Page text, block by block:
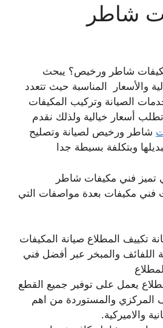
شاطر
شاطر ورخيص؟ يبحث
والأسعار المناسبة حيث تتعدد
الصيانة وتركيب المكيفات
أسعار خيالية ولذلك نقدم
شاطر ورخيص لصيانة وتصليح
وبتكلفة بسيطة جدا
تميز فني مكيفات شاطر
فني مكيفات بعدة مواصفات التي
تكييف المطلاع صيانة المكيفات
اللفائف والمبخر عبر أفضل فني
يعمل على توفير جميع القطع
المركزي والمستوردة من اهم
والاميركية.